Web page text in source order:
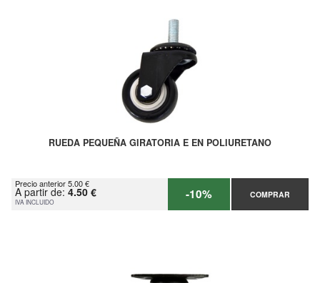
RUEDA PEQUEÑA GIRATORIA E EN POLIURETANO
Precio anterior 5.00 €
A partir de: 4.50 €
IVA INCLUIDO -10% COMPRAR